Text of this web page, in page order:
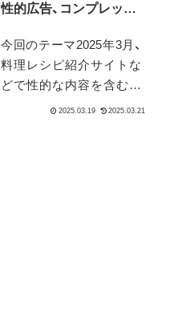
性的広告、コンプレック
責任
今回のテーマ2025年3月、
料理レシピ紹介サイトな
どで性的な内容を含む広
告が表示され、問題になり